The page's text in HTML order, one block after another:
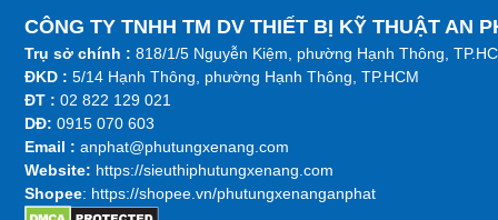
30N5/VC/C3C/C3C-A
Trục khuỷu xe nâng Toyota 2J
Bơm nước xe nâng Komatsu
4D94-2P
C240PKJ | AP-Z-5-1-00003780
Tắc kê bánh sau xe nâng Heli
CPC(D)10-30,CPD10-
30;CPCD20-30
Cam xoay xe nâng Nichiyu
Nichiyu FB10-18 65 Series LH
CÔNG TY TNHH TM DV THIẾT BỊ KỸ THUẬT AN
Trụ sở chính : 818/1/5 Nguyễn Kiệm, phường Hạnh Thông,
ĐKD : 5/14 Hạnh Thông, phường Hạnh Thông, TP.HCM
ĐT : 02 822 129 021
DĐ: 0915 070 603
Email : anphat@phutungxenang.com
Website: https://sieuthiphutungxenang.com
Shopee: https://shopee.vn/phutungxenanganphat